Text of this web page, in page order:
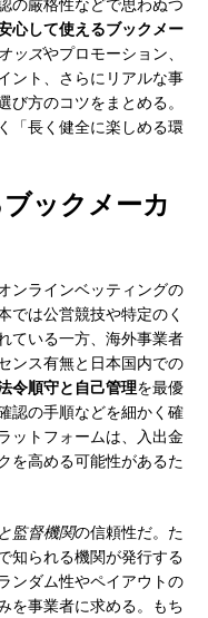
心して使えるブックメー
ッズやプロモーション、
ント、さらにリアルな事
方のコツをまとめる。
「長く健全に楽しめる環
ックメーカ
ンラインベッティングの
では公営競技や特定のく
ている一方、海外事業者
ンス有無と日本国内での
令順守と自己管理を最優
認の手順などを細かく確
ットフォームは、入出金
を高める可能性があるた
監督機関の信頼性だ。た
知られる機関が発行する
ンダム性やペイアウトの
を事業者に求める。もち